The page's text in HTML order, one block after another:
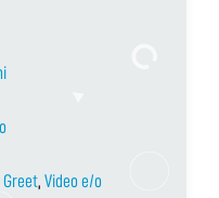
Greet, Video e/o